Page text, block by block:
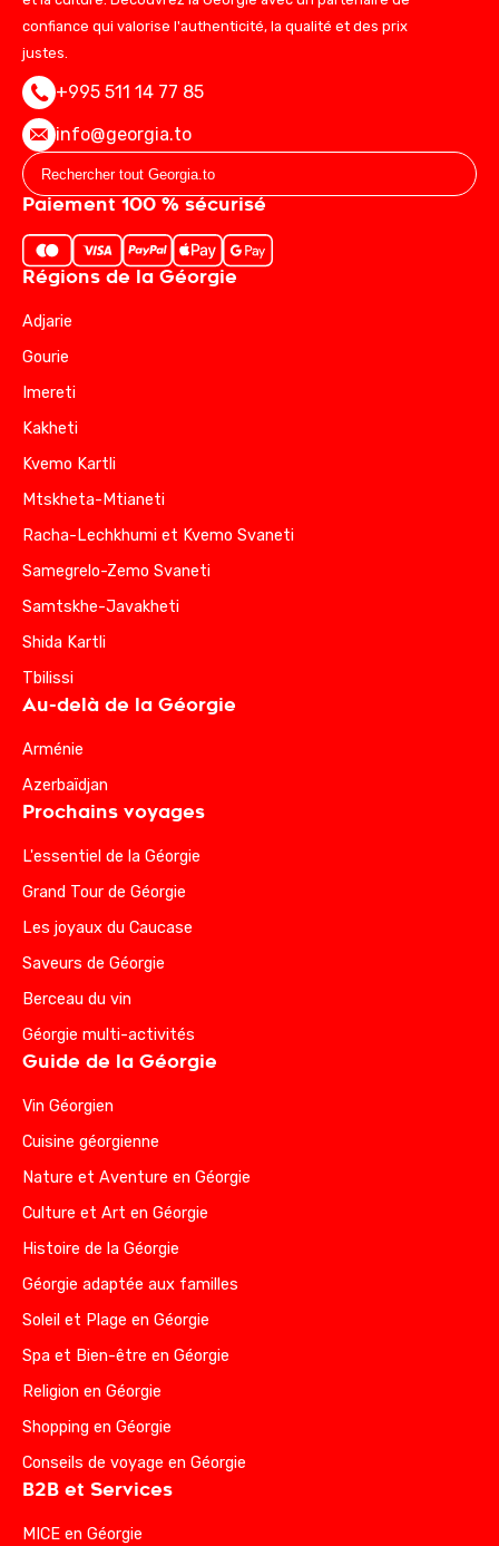
confiance qui valorise l'authenticité, la qualité et des prix
justes.
+995 511 14 77 85
info@georgia.to
Paiement 100 % sécurisé
Régions de la Géorgie
Adjarie
Gourie
Imereti
Kakheti
Kvemo Kartli
Mtskheta-Mtianeti
Racha-Lechkhumi et Kvemo Svaneti
Samegrelo-Zemo Svaneti
Samtskhe-Javakheti
Shida Kartli
Tbilissi
Au-delà de la Géorgie
Arménie
Azerbaïdjan
Prochains voyages
L'essentiel de la Géorgie
Grand Tour de Géorgie
Les joyaux du Caucase
Saveurs de Géorgie
Berceau du vin
Géorgie multi-activités
Guide de la Géorgie
Vin Géorgien
Cuisine géorgienne
Nature et Aventure en Géorgie
Culture et Art en Géorgie
Histoire de la Géorgie
Géorgie adaptée aux familles
Soleil et Plage en Géorgie
Spa et Bien-être en Géorgie
Religion en Géorgie
Shopping en Géorgie
Conseils de voyage en Géorgie
B2B et Services
MICE en Géorgie